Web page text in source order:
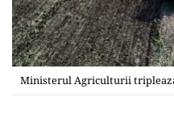
Ministerul Agriculturii